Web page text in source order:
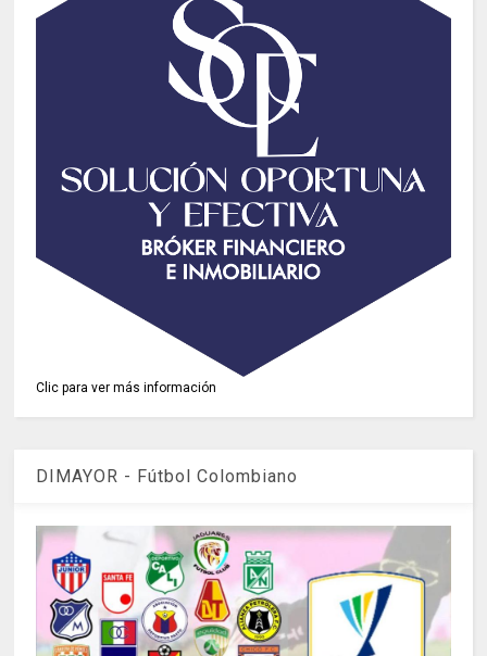
Clic para ver más información
DIMAYOR - Fútbol Colombiano